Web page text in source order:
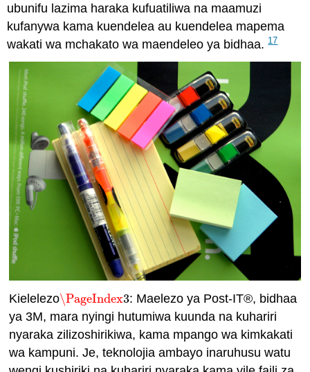
ubunifu lazima haraka kufuatiliwa na maamuzi
kufanywa kama kuendelea au kuendelea mapema
wakati wa mchakato wa maendeleo ya bidhaa.17
Kielelezo\PageIndex3
\PageIndex3: Maelezo ya Post-IT®, bidhaa
ya 3M, mara nyingi hutumiwa kuunda na kuhariri
nyaraka zilizoshirikiwa, kama mpango wa kimkakati
wa kampuni. Je, teknolojia ambayo inaruhusu watu